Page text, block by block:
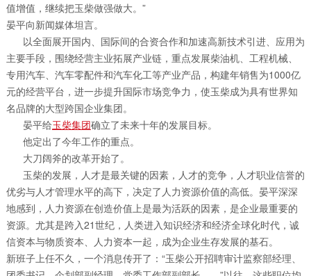
值增值，继续把玉柴做强做大。”
晏平向新闻媒体坦言。
以全面展开国内、国际间的合资合作和加速高新技术引进、应用为
主要手段，围绕经营主业拓展产业链，重点发展柴油机、工程机械、
专用汽车、汽车零配件和汽车化工等产业产品，构建年销售为1000亿
元的经营平台，进一步提升国际市场竞争力，使玉柴成为具有世界知
名品牌的大型跨国企业集团。
晏平给玉柴集团确立了未来十年的发展目标。
他定出了今年工作的重点。
大刀阔斧的改革开始了。
玉柴的发展，人才是最关键的因素，人才的竞争，人才职业信誉的
优劣与人才管理水平的高下，决定了人力资源价值的高低。晏平深深
地感到，人力资源在创造价值上是最为活跃的因素，是企业最重要的
资源。尤其是跨入21世纪，人类进入知识经济和经济全球化时代，诚
信资本与物质资本、人力资本一起，成为企业生存发展的基石。
新班子上任不久，一个消息传开了：“玉柴公开招聘审计监察部经理、